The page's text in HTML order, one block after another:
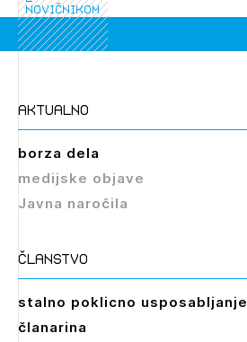
REGISTRIRAJTE SE
PRIJAVITE SE
novičnikom
aktualno
borza dela
medijske objave
Javna naročila
članstvo
stalno poklicno usposabljanje
članarina
Novičnik natečajev
Tedenski novičnik javnih naročil
NAPREJ